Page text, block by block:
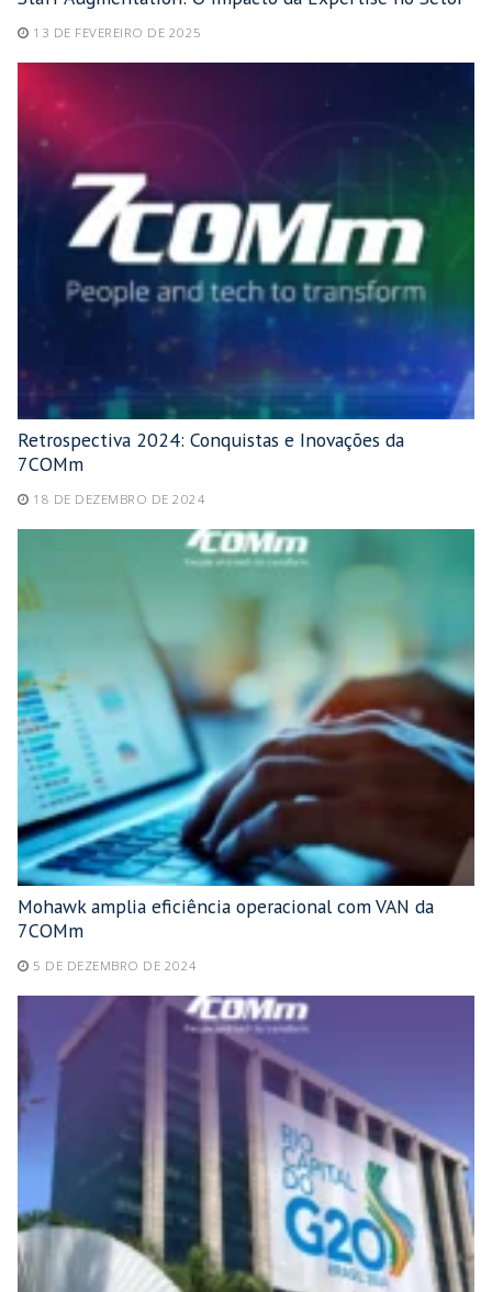
13 DE FEVEREIRO DE 2025
Retrospectiva 2024: Conquistas e Inovações da
7COMm
18 DE DEZEMBRO DE 2024
Mohawk amplia eficiência operacional com VAN da
7COMm
5 DE DEZEMBRO DE 2024